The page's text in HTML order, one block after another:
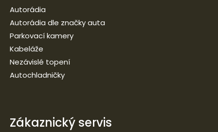
Autorádia
Autorádia dle značky auta
Parkovací kamery
Kabeláže
Nezávislé topení
Autochladničky
Zákaznický servis